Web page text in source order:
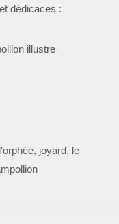
dédicaces :
illustre
, joyard, le